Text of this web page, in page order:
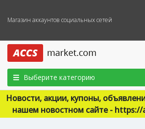
Магазин аккаунтов социальных сетей
Выберите категорию
Новости, акции, купоны,
нашем новостном сайте - https://